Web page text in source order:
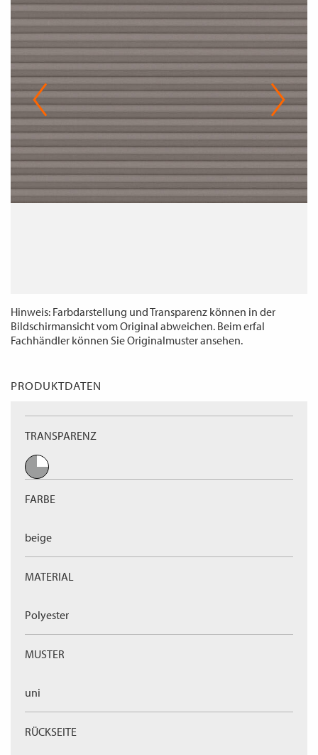
WECHSELN
DE
Hinweis: Farbdarstellung und Transparenz können in der
Bildschirmansicht vom Original abweichen. Beim erfal
Fachhändler können Sie Originalmuster ansehen.
PRODUKTDATEN
TRANSPARENZ
FARBE
beige
MATERIAL
Polyester
MUSTER
uni
RÜCKSEITE